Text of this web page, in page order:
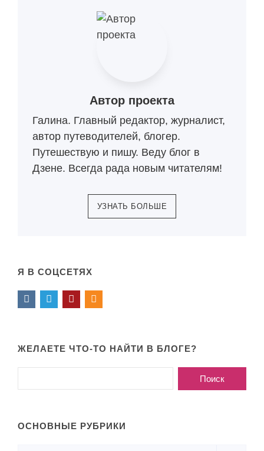
Автор проекта
Галина. Главный редактор, журналист,
автор путеводителей, блогер.
Путешествую и пишу. Веду блог в
Дзене. Всегда рада новым читателям!
УЗНАТЬ БОЛЬШЕ
Я В СОЦСЕТЯХ
ЖЕЛАЕТЕ ЧТО-ТО НАЙТИ В БЛОГЕ?
ОСНОВНЫЕ РУБРИКИ